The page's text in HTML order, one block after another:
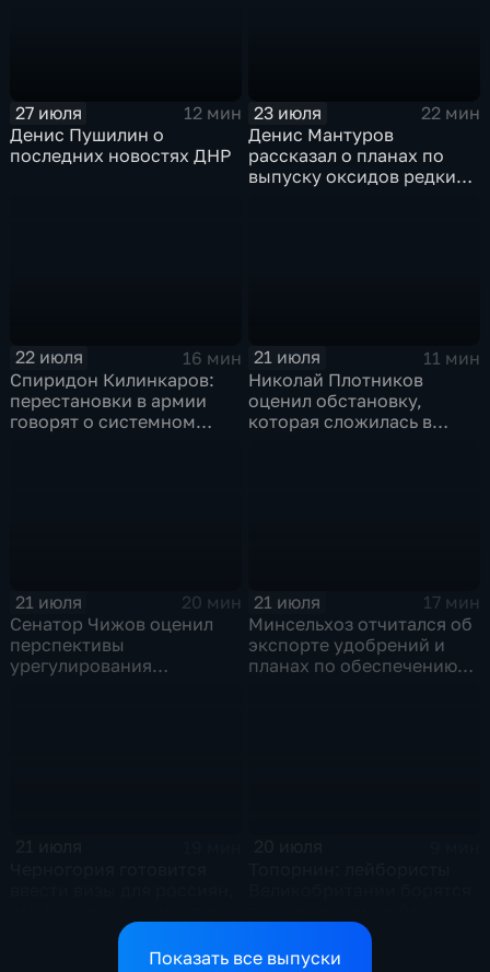
27 июля
12 мин
Денис Пушилин о
последних новостях ДНР
23 июля
22 мин
Денис Мантуров
рассказал о планах по
выпуску оксидов редких
22 июля
16 мин
Спиридон Килинкаров:
перестановки в армии
говорят о системном
21 июля
11 мин
Николай Плотников
оценил обстановку,
которая сложилась в
21 июля
20 мин
Сенатор Чижов оценил
перспективы
урегулирования
21 июля
17 мин
Минсельхоз отчитался об
экспорте удобрений и
планах по обеспечению
по экономике страны
Показать все выпуски